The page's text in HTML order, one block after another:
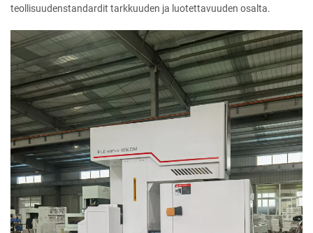
teollisuudenstandardit tarkkuuden ja luotettavuuden osalta.